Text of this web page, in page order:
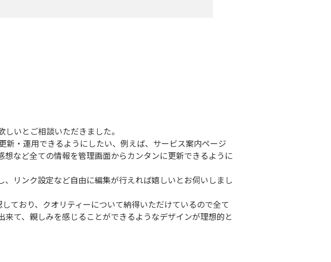
いとご相談いただきました。
・運用できるようにしたい、例えば、サービス案内ページ
など全ての情報を管理画面からカンタンに更新できるように
リンク設定など自由に編集が行えれば嬉しいとお伺いしまし
ており、クオリティーについて納得いただけているので全て
て、親しみを感じることができるようなデザインが理想的と